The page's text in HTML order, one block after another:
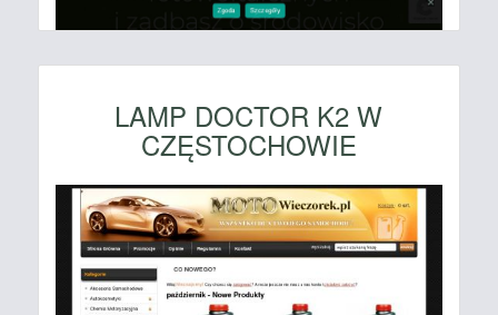
LAMP DOCTOR K2 W
CZĘSTOCHOWIE